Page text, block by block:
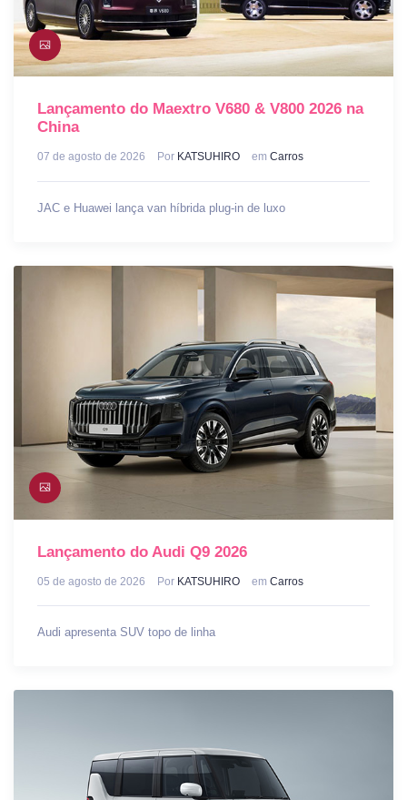
Lançamento do Maextro V680 & V800 2026 na
China
07 de agosto de 2026 Por KATSUHIRO em Carros
JAC e Huawei lança van híbrida plug-in de luxo
Lançamento do Audi Q9 2026
05 de agosto de 2026 Por KATSUHIRO em Carros
Audi apresenta SUV topo de linha